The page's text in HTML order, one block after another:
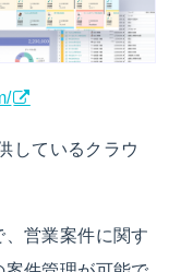
しているクラウ
営業案件に関す